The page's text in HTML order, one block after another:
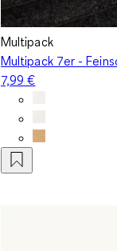
Multipack
Multipack 7er -
7,99 €